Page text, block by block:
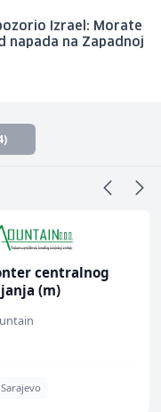
Izrael: Morate
napada na Zapadnoj
centralnog
(m)
Sarajevo